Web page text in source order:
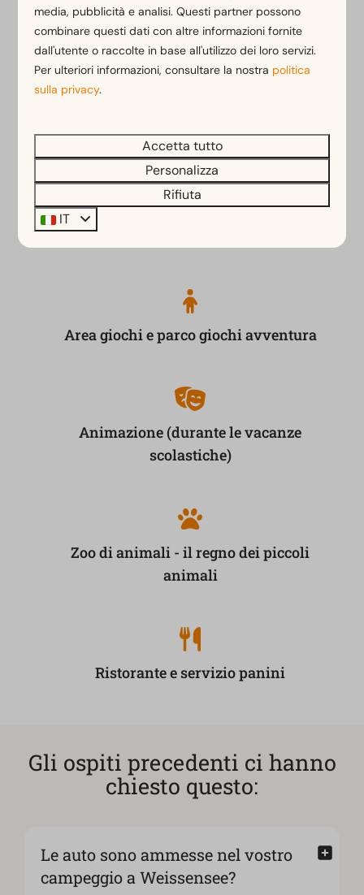
divertimento senza fine. Durante i periodi di vacanza,
il nostroteam di animazioneoffre il miglior
intrattenimento. Concedetevi le delizie culinarie del
nostro ristorante o usufruite del pratico servizio di
panini. Per scoprire l'idilliaca campagna, basta
noleggio.
Area giochi e parco giochi avventura
Animazione (durante le vacanze
scolastiche)
Zoo di animali - il regno dei piccoli
animali
Ristorante e servizio panini
Gli ospiti precedenti ci hanno
chiesto questo:
Le auto sono ammesse nel vostro
campeggio a Weissensee?
media, pubblicità e analisi. Questi partner possono
combinare questi dati con altre informazioni fornite
dall'utente o raccolte in base all'utilizzo dei loro servizi.
Per ulteriori informazioni, consultare la nostra politica
sulla privacy.
Accetta tutto
Personalizza
Rifiuta
IT